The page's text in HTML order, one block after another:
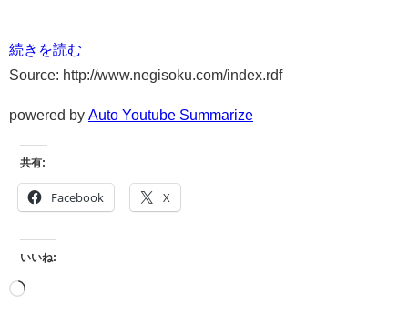
続きを読む
Source: http://www.negisoku.com/index.rdf
powered by Auto Youtube Summarize
共有:
Facebook X
いいね: